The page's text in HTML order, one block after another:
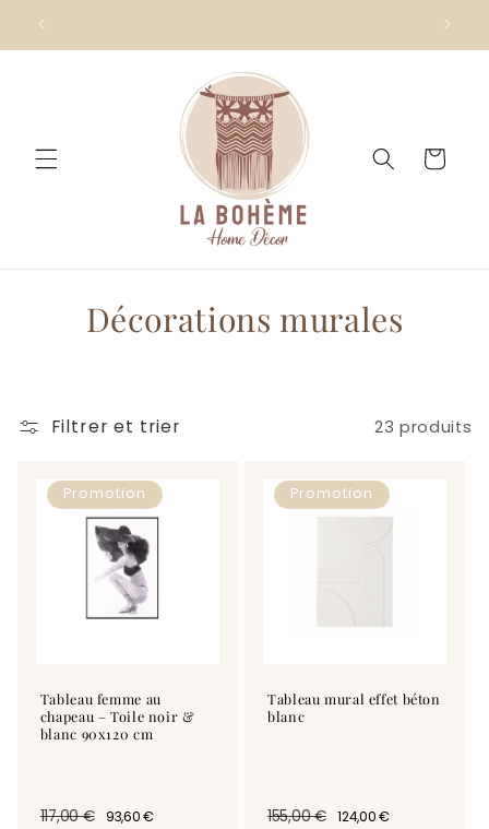
passer
au
Panier
C
l
e
c
i
n
:
Décorations murales
Filtrer et trier 23 produits
Promotion
Tableau femme au
chapeau – Toile noir &
blanc 90x120 cm
Prix habituel
117,00 €
Prix promotionnel
93,60 €
Promotion
Tableau mural effet béton
blanc
Prix habituel
155,00 €
Prix promotionnel
124,00 €